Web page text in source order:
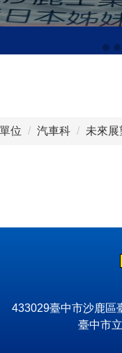
位 汽車科 未來展
433029臺中市沙鹿區
臺中市